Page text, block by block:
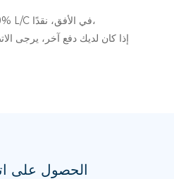
الحصول على